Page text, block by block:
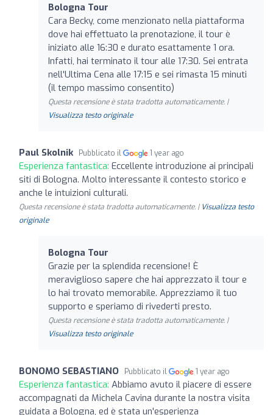
Bologna Tour
Cara Becky, come menzionato nella piattaforma
dove hai effettuato la prenotazione, il tour è
iniziato alle 16:30 e durato esattamente 1 ora.
Infatti, hai terminato il tour alle 17:30. Sei entrata
nell'Ultima Cena alle 17:15 e sei rimasta 15 minuti
(il tempo massimo consentito)
Questa recensione è stata tradotta automaticamente. |
Visualizza testo originale
Paul Skolnik Pubblicato il 1 year ago
Esperienza fantastica: Eccellente introduzione ai principali
siti di Bologna. Molto interessante il contesto storico e
anche le intuizioni culturali.
Questa recensione è stata tradotta automaticamente. | Visualizza testo
originale
Bologna Tour
Grazie per la splendida recensione! È
meraviglioso sapere che hai apprezzato il tour e
lo hai trovato memorabile. Apprezziamo il tuo
supporto e speriamo di rivederti presto.
Questa recensione è stata tradotta automaticamente. |
Visualizza testo originale
BONOMO SEBASTIANO Pubblicato il 1 year ago
Esperienza fantastica: Abbiamo avuto il piacere di essere
accompagnati da Michela Cavina durante la nostra visita
guidata a Bologna, ed è stata un'esperienza